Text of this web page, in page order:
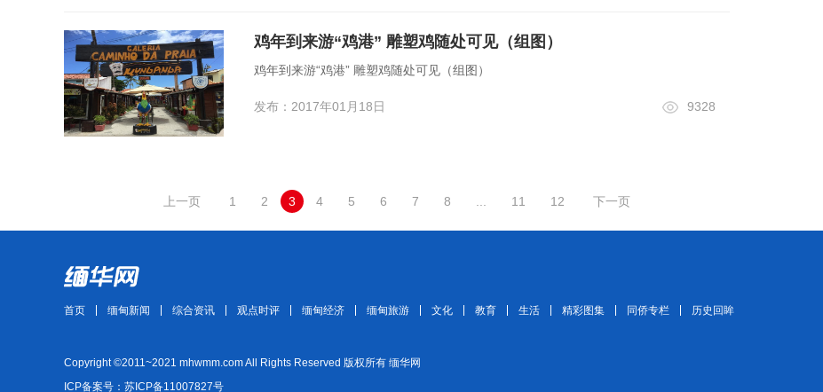
鸡年到来游“鸡港” 雕塑鸡随处可见（组图）
鸡年到来游“鸡港” 雕塑鸡随处可见（组图）
发布：2017年01月18日 9328
上一页 1 2 3 4 5 6 7 8 11 12 下一页
首页 缅甸新闻 综合资讯 观点时评 缅甸经济 缅甸旅游 文化 教育 生活 精彩图集 同侨专栏 历史回眸
Copyright ©2011~2021 mhwmm.com All Rights Reserved 版权所有 缅华网
ICP备案号：苏ICP备11007827号